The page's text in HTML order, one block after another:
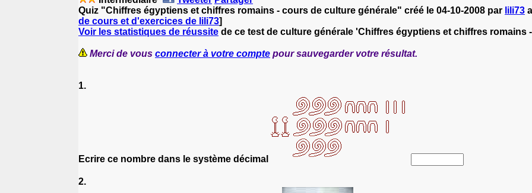
Quiz "Chiffres égyptiens et chiffres romains - cours de culture générale" créé le 04-10-2008 par lili73
de cours et d'exercices de lili73]
Voir les statistiques de réussite de ce test de culture générale 'Chiffres égyptiens et chiffres romains
Merci de vous connecter à votre compte pour sauvegarder votre résultat.
1.
Ecrire ce nombre dans le système décimal
2.